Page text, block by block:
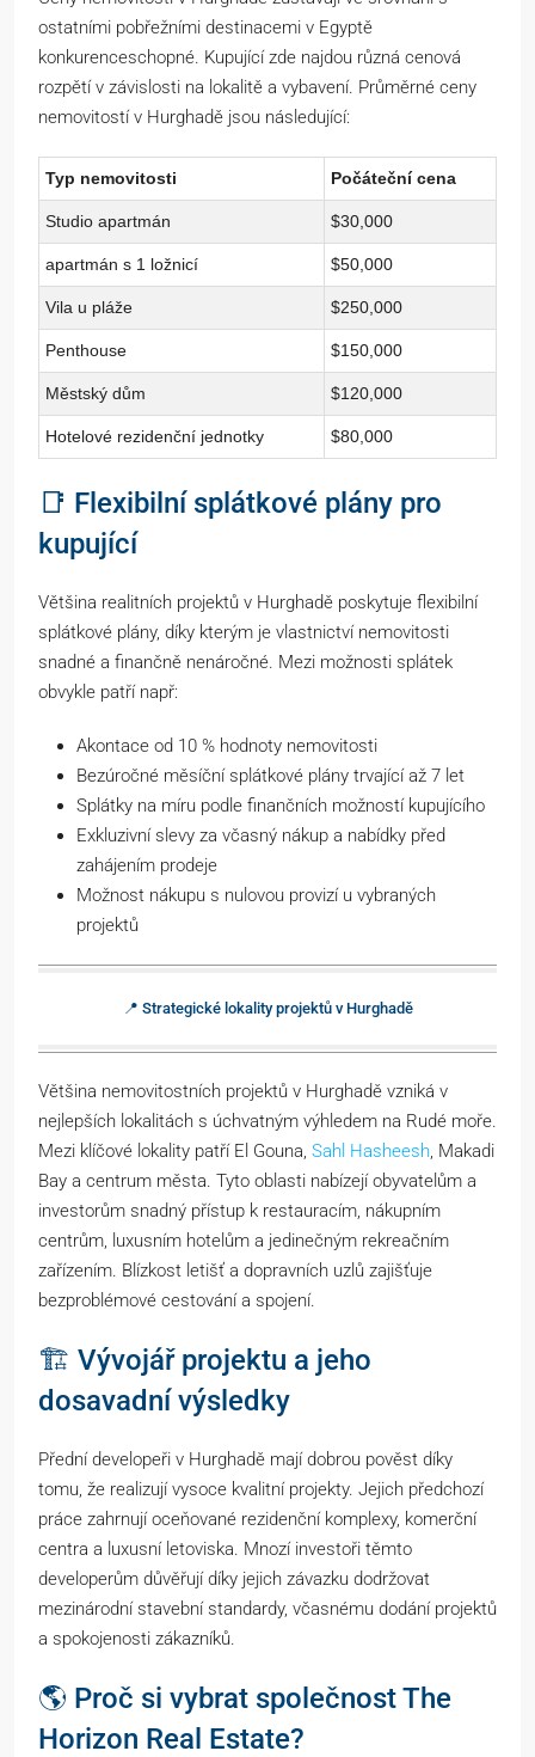
ostatními pobřežními destinacemi v Egyptě
konkurenceschopné. Kupující zde najdou různá cenová
rozpětí v závislosti na lokalitě a vybavení. Průměrné ceny
nemovitostí v Hurghadě jsou následující:
Typ nemovitosti Počáteční cena
Studio apartmán $30,000
apartmán s 1 ložnicí $50,000
Vila u pláže $250,000
Penthouse $150,000
Městský dům $120,000
Hotelové rezidenční jednotky $80,000
📑 Flexibilní splátkové plány pro
kupující
Většina realitních projektů v Hurghadě poskytuje flexibilní
splátkové plány, díky kterým je vlastnictví nemovitosti
snadné a finančně nenáročné. Mezi možnosti splátek
obvykle patří např:
Akontace od 10 % hodnoty nemovitosti
Bezúročné měsíční splátkové plány trvající až 7 let
Splátky na míru podle finančních možností kupujícího
Exkluzivní slevy za včasný nákup a nabídky před
zahájením prodeje
Možnost nákupu s nulovou provizí u vybraných
projektů
📍 Strategické lokality projektů v Hurghadě
Většina nemovitostních projektů v Hurghadě vzniká v
nejlepších lokalitách s úchvatným výhledem na Rudé moře.
Mezi klíčové lokality patří El Gouna, Sahl Hasheesh, Makadi
Bay a centrum města. Tyto oblasti nabízejí obyvatelům a
investorům snadný přístup k restauracím, nákupním
centrům, luxusním hotelům a jedinečným rekreačním
zařízením. Blízkost letišť a dopravních uzlů zajišťuje
bezproblémové cestování a spojení.
🏗️ Vývojář projektu a jeho
dosavadní výsledky
Přední developeři v Hurghadě mají dobrou pověst díky
tomu, že realizují vysoce kvalitní projekty. Jejich předchozí
práce zahrnují oceňované rezidenční komplexy, komerční
centra a luxusní letoviska. Mnozí investoři těmto
developerům důvěřují díky jejich závazku dodržovat
mezinárodní stavební standardy, včasnému dodání projektů
a spokojenosti zákazníků.
🌎 Proč si vybrat společnost The
Horizon Real Estate?